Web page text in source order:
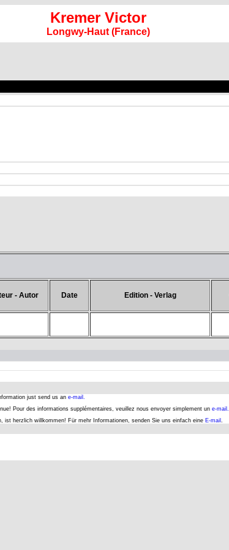
Kremer Victor
Longwy-Haut (France)
- Autor Date Edition - Verlag
just send us an e-mail.
Pour des informations supplémentaires, veuillez nous envoyer simplement un e-mail.
herzlich willkommen! Für mehr Informationen, senden Sie uns einfach eine E-mail .